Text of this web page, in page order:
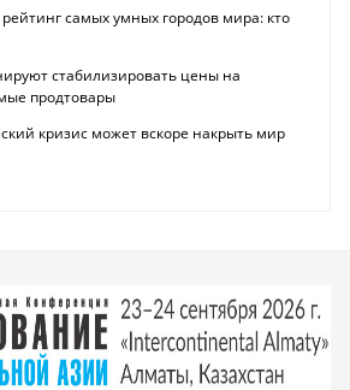
самых умных городов мира: кто
стабилизировать цены на
продтовары
кризис может вскоре накрыть мир